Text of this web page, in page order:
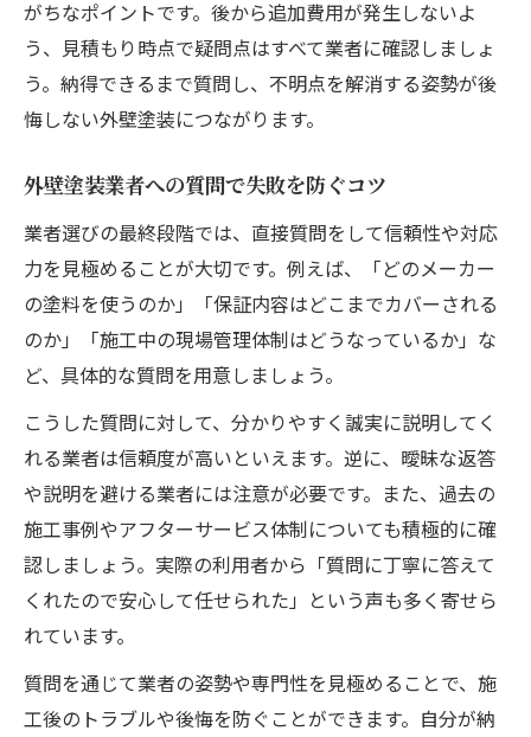
がちなポイントです。後から追加費用が発生しないよ
う、見積もり時点で疑問点はすべて業者に確認しましょ
う。納得できるまで質問し、不明点を解消する姿勢が後
悔しない外壁塗装につながります。
外壁塗装業者への質問で失敗を防ぐコツ
業者選びの最終段階では、直接質問をして信頼性や対応
力を見極めることが大切です。例えば、「どのメーカー
の塗料を使うのか」「保証内容はどこまでカバーされる
のか」「施工中の現場管理体制はどうなっているか」な
ど、具体的な質問を用意しましょう。
こうした質問に対して、分かりやすく誠実に説明してく
れる業者は信頼度が高いといえます。逆に、曖昧な返答
や説明を避ける業者には注意が必要です。また、過去の
施工事例やアフターサービス体制についても積極的に確
認しましょう。実際の利用者から「質問に丁寧に答えて
くれたので安心して任せられた」という声も多く寄せら
れています。
質問を通じて業者の姿勢や専門性を見極めることで、施
工後のトラブルや後悔を防ぐことができます。自分が納